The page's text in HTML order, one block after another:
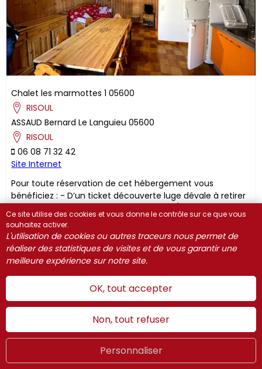
LIVE
Chalet les marmottes 1 05600
RISOUL
ASSAUD Bernard Le Languieu 05600
RISOUL
06 08 71 32 42
Site Internet
Pour toute réservation de cet hébergement vous
bénéficiez : - D’un ticket découverte luge dévale à retirer
vous bénéficiez d'une remise : - Sur les forfaits de ski
proposés par Risoul Resa, allant jusqu'à 30 % hors
vacances scolaires - Sur la location de matériel de ski -
Sur le parking couvert (abonnement semaine) ​Ces
réductions sont valables uniquement via Risoul Résa et
temps à votre arrivée en réservant dès maintenant vos
cours de ski (seulement hors vacances scolaires)
Attention! Les commandes de forfaits étant envoyées à
l'avance, nous ne prenons plus de réservations de ceux-ci
Découvrir
Ce site utilise des cookies et vous donne le contrôle sur ce que vous
souhaitez activer.
L'utilisation de cookies ou autres traceurs nous permet de
réaliser des statistiques de visites et de vous garantir une
meilleure expérience sur notre site.
OK, tout accepter
Non, tout refuser
Personnaliser